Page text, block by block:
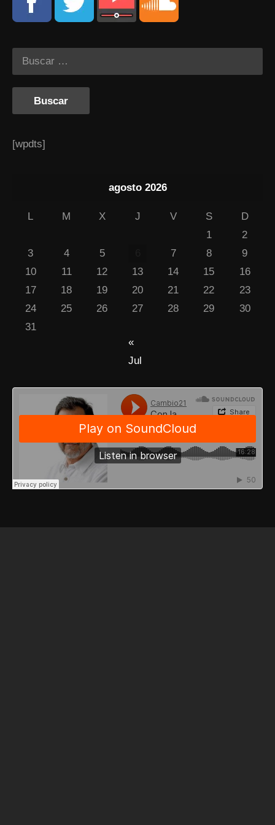
[wpdts]
agosto 2026
L M X J V S
D
1
2
3
4 5 7 8
9
10
11 12 13 14 15
16
17
18 19 20 21 22
23
24
25 26 27 28 29
30
31
«
Jul